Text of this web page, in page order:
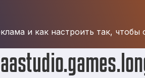
и как настроить так, чтобы